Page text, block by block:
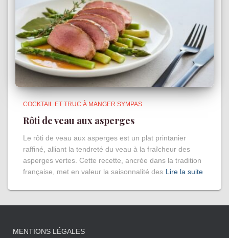
COCKTAIL ET TRUC À MANGER SYMPAS
Rôti de veau aux asperges
Le rôti de veau aux asperges est un plat printanier
raffiné, alliant la tendreté du veau à la fraîcheur des
asperges vertes. Cette recette, ancrée dans la tradition
française, met en valeur la saisonnalité des Lire la suite
MENTIONS LÉGALES